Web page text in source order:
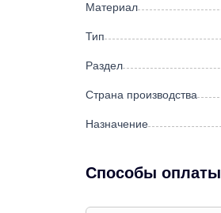
Материал
Тип
Раздел
Страна производства
Назначение
Способы оплаты